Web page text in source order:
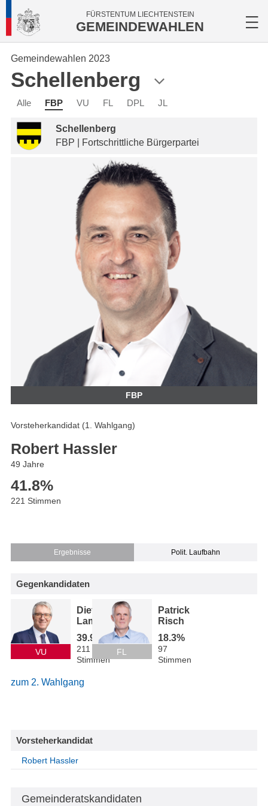
FÜRSTENTUM LIECHTENSTEIN
GEMEINDEWAHLEN
Gemeindewahlen 2023
Schellenberg
Alle FBP VU FL DPL JL
Schellenberg
FBP | Fortschrittliche Bürgerpartei
FBP
Vorsteherkandidat (1. Wahlgang)
Robert Hassler
49 Jahre
41.8%
221 Stimmen
Ergebnisse Polit. Laufbahn
Gegenkandidaten
VU
Dietmar
Lampert
39.9%
211
Stimmen
FL
Patrick
Risch
18.3%
97
Stimmen
zum 2. Wahlgang
Vorsteherkandidat
Robert Hassler
Gemeinderatskandidaten